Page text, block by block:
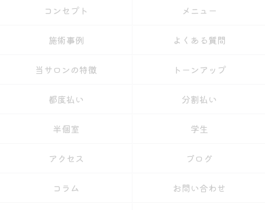
コンセプト メニュー
施術事例 よくある質問
当サロンの特徴 トーンアップ
都度払い 分割払い
半個室 学生
アクセス ブログ
コラム お問い合わせ